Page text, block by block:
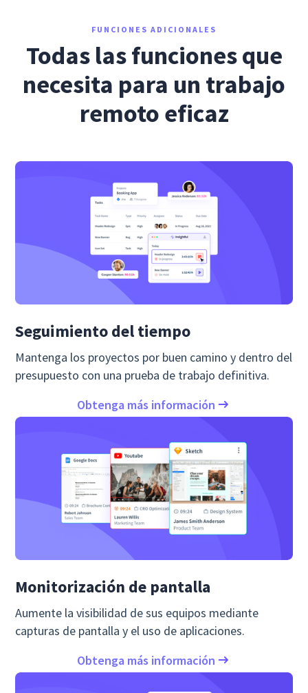
FUNCIONES ADICIONALES
Todas las funciones que
necesita para un trabajo
remoto eficaz
Seguimiento del tiempo
Mantenga los proyectos por buen camino y dentro del
presupuesto con una prueba de trabajo definitiva.
Obtenga más información
Monitorización de pantalla
Aumente la visibilidad de sus equipos mediante
capturas de pantalla y el uso de aplicaciones.
Obtenga más información